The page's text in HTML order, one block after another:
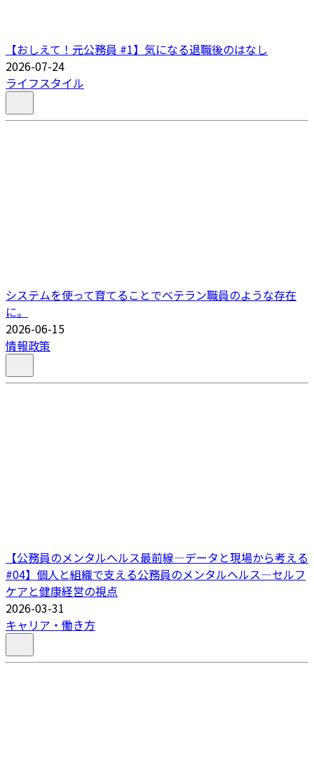
【おしえて！元公務員 #1】気になる退職後のはなし
2026-07-24
ライフスタイル
システムを使って育てることでベテラン職員のような存在
に。
2026-06-15
情報政策
【公務員のメンタルヘルス最前線―データと現場から考える
#04】個人と組織で支える公務員のメンタルヘルス―セルフ
ケアと健康経営の視点
2026-03-31
キャリア・働き方